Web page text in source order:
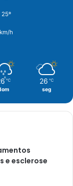
25º
h
℃ 26 ℃
seg
e esclerose